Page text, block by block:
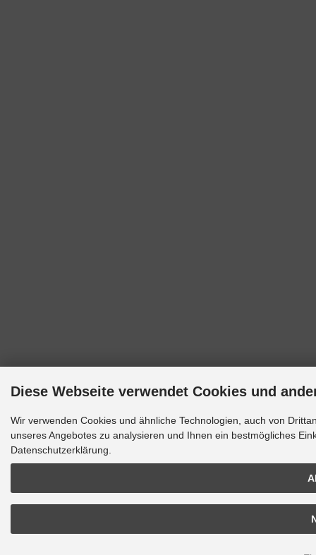
Diese Webseite verwendet Cookies und
Wir verwenden Cookies und ähnliche Technologien, auch von
unseres Angebotes zu analysieren und Ihnen ein bestmögliches
Datenschutzerklärung.